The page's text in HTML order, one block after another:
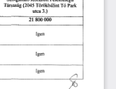
Társaság (2045 Törökbálint Tó Park
utca 3.)
21 800 000
Igen
Igen
Igen